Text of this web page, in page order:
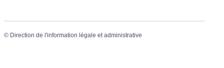
© Direction de l'information légale et administrative